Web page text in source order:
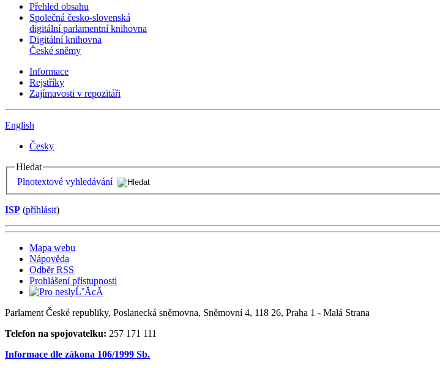
Přehled obsahu
Společná česko-slovenská
digitální parlamentní knihovna
Digitální knihovna
České sněmy
Informace
Rejstříky
Zajímavosti v repozitáři
English
Česky
Hledat
Plnotextové vyhledávání
ISP (příhlásit)
Mapa webu
Nápověda
Odběr RSS
Prohlášení přístupnosti
Parlament České republiky, Poslanecká sněmovna, Sněmovní 4, 118 26, Praha 1 - Malá Strana
Telefon na spojovatelku: 257 171 111
Informace dle zákona 106/1999 Sb.